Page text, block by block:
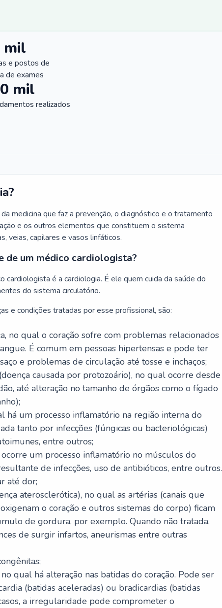
mil
e postos de
de exames
mil
realizados
medicina que faz a prevenção, o diagnóstico e o tratamento
e os outros elementos que constituem o sistema
veias, capilares e vasos linfáticos.
de um médico cardiologista?
cardiologista é a cardiologia. É ele quem cuida da saúde do
do sistema circulatório.
e condições tratadas por esse profissional, são:
no qual o coração sofre com problemas relacionados
É comum em pessoas hipertensas e pode ter
e problemas de circulação até tosse e inchaços;
causada por protozoário), no qual ocorre desde
até alteração no tamanho de órgãos como o fígado
há um processo inflamatório na região interna do
tanto por infecções (fúngicas ou bacteriológicas)
entre outros;
um processo inflamatório no músculos do
de infecções, uso de antibióticos, entre outros.
até dor;
aterosclerótica), no qual as artérias (canais que
o coração e outros sistemas do corpo) ficam
de gordura, por exemplo. Quando não tratada,
de surgir infartos, aneurismas entre outras
qual há alteração nas batidas do coração. Pode ser
(batidas aceleradas) ou bradicardias (batidas
a irregularidade pode comprometer o